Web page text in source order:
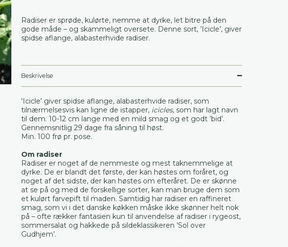
Radiser er sprøde, kulørte, nemme at dyrke, let bitre på den
gode måde – og skammeligt oversete. Denne sort, ’Icicle’, giver
spidse aflange, alabasterhvide radiser.
Beskrivelse
'Icicle' giver spidse aflange, alabasterhvide radiser, som
tilnærmelsesvis kan ligne de istapper, icicles, som har lagt navn
til dem. 10-12 cm lange med en mild smag og et godt ’bid’.
Gennemsnitlig 29 dage fra såning til høst.
Min. 100 frø pr. pose.
Om radiser
Radiser er noget af de nemmeste og mest taknemmelige at
dyrke. De er blandt det første, der kan høstes om foråret, og
noget af det sidste, der kan høstes om efteråret. De er skønne
at se på og med de forskellige sorter, kan man bruge dem som
et kulørt farvepift til maden. Samtidig har radiser en raffineret
smag, som vi i det danske køkken måske ikke skønner helt nok
på – ofte rækker fantasien kun til anvendelse af radiser i rygeost,
sommersalat og hakkede på sildeklassikeren ’Sol over
Gudhjem’.